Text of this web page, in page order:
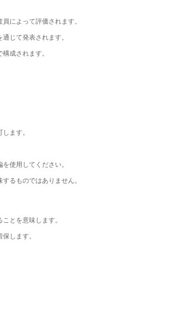
によって評価されます。
じて発表されます。
成されます。
ます。
使用してください。
るものではありません。
とを意味します。
します。